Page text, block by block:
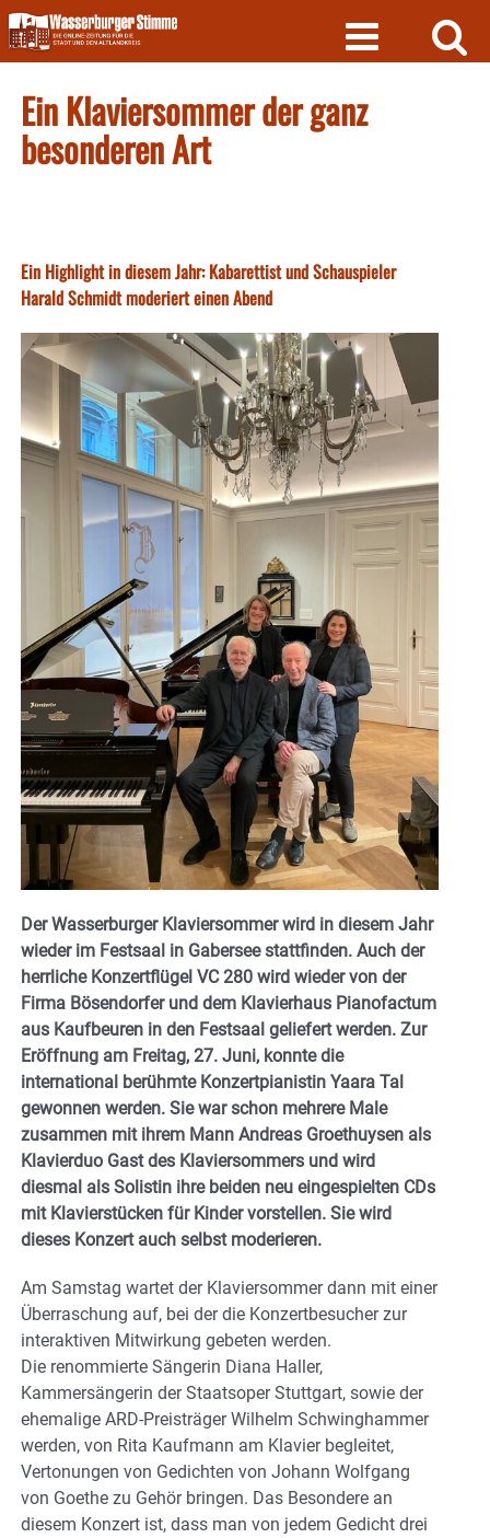
Skip
to
content
Ein Klaviersommer der ganz
besonderen Art
Ein Highlight in diesem Jahr: Kabarettist und Schauspieler
Harald Schmidt moderiert einen Abend
Der Wasserburger Klaviersommer wird in diesem Jahr
wieder im Festsaal in Gabersee stattfinden. Auch der
herrliche Konzertflügel VC 280 wird wieder von der
Firma Bösendorfer und dem Klavierhaus Pianofactum
aus Kaufbeuren in den Festsaal geliefert werden. Zur
Eröffnung am Freitag, 27. Juni, konnte die
international berühmte Konzertpianistin Yaara Tal
gewonnen werden. Sie war schon mehrere Male
zusammen mit ihrem Mann Andreas Groethuysen als
Klavierduo Gast des Klaviersommers und wird
diesmal als Solistin ihre beiden neu eingespielten CDs
mit Klavierstücken für Kinder vorstellen. Sie wird
dieses Konzert auch selbst moderieren.
Am Samstag wartet der Klaviersommer dann mit einer
Überraschung auf, bei der die Konzertbesucher zur
interaktiven Mitwirkung gebeten werden.
Die renommierte Sängerin Diana Haller,
Kammersängerin der Staatsoper Stuttgart, sowie der
ehemalige ARD-Preisträger Wilhelm Schwinghammer
werden, von Rita Kaufmann am Klavier begleitet,
Vertonungen von Gedichten von Johann Wolfgang
von Goethe zu Gehör bringen. Das Besondere an
diesem Konzert ist, dass man von jedem Gedicht drei